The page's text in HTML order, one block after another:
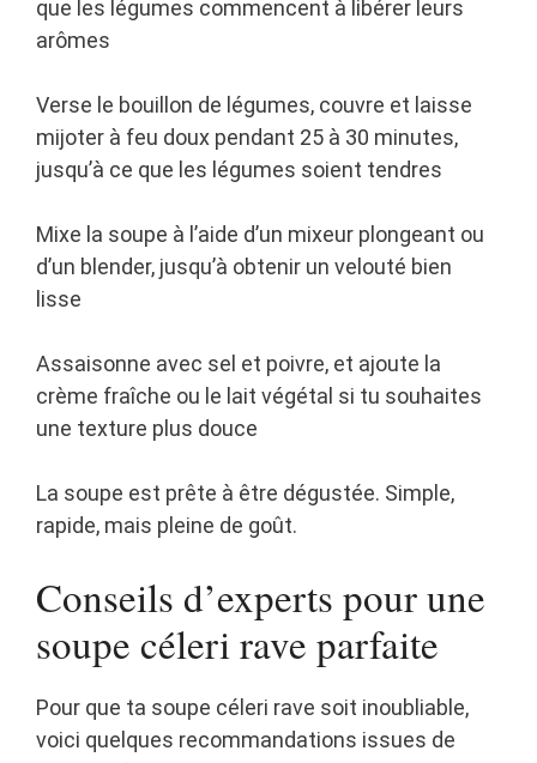
que les légumes commencent à libérer leurs
arômes
Verse le bouillon de légumes, couvre et laisse
mijoter à feu doux pendant 25 à 30 minutes,
jusqu’à ce que les légumes soient tendres
Mixe la soupe à l’aide d’un mixeur plongeant ou
d’un blender, jusqu’à obtenir un velouté bien
lisse
Assaisonne avec sel et poivre, et ajoute la
crème fraîche ou le lait végétal si tu souhaites
une texture plus douce
La soupe est prête à être dégustée. Simple,
rapide, mais pleine de goût.
Conseils d’experts pour une
soupe céleri rave parfaite
Pour que ta soupe céleri rave soit inoubliable,
voici quelques recommandations issues de